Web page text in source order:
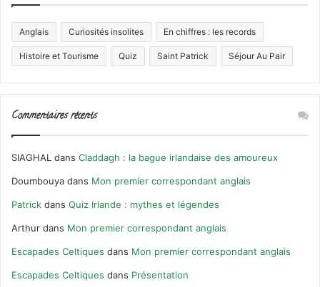
Anglais Curiosités insolites En chiffres : les records
Histoire et Tourisme Quiz Saint Patrick Séjour Au Pair
Commentaires récents
SIAGHAL dans Claddagh : la bague irlandaise des amoureux
Doumbouya dans Mon premier correspondant anglais
Patrick dans Quiz Irlande : mythes et légendes
Arthur dans Mon premier correspondant anglais
Escapades Celtiques dans Mon premier correspondant anglais
Escapades Celtiques dans Présentation